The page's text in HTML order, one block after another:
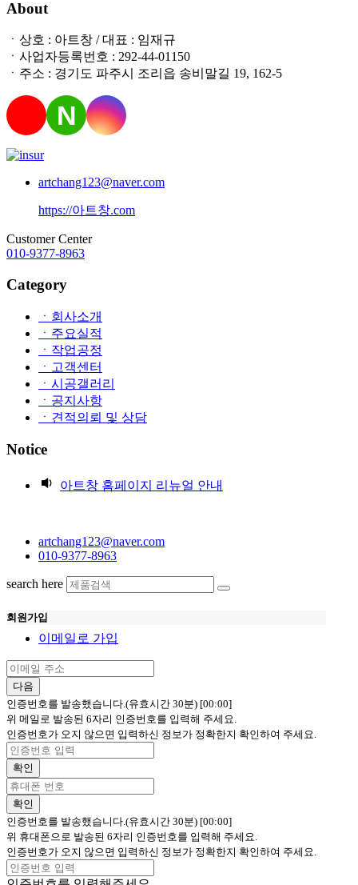
About
ㆍ상호 : 아트창 / 대표 : 임재규
ㆍ사업자등록번호 : 292-44-01150
ㆍ주소 : 경기도 파주시 조리읍 송비말길 19, 162-5
N
artchang123@naver.com
https://아트창.com
Customer Center
010-9377-8963
Category
ㆍ회사소개
ㆍ주요실적
ㆍ작업공정
ㆍ고객센터
ㆍ시공갤러리
ㆍ공지사항
ㆍ견적의뢰 및 상담
Notice
아트창 홈페이지 리뉴얼 안내
artchang123@naver.com
010-9377-8963
search here
회원가입
이메일로 가입
다음
인증번호를 발송했습니다.(유효시간 30분) [00:00]
위 메일로 발송된 6자리 인증번호를 입력해 주세요.
인증번호가 오지 않으면 입력하신 정보가 정확한지 확인하여 주세요.
확인
확인
인증번호를 발송했습니다.(유효시간 30분) [00:00]
위 휴대폰으로 발송된 6자리 인증번호를 입력해 주세요.
인증번호가 오지 않으면 입력하신 정보가 정확한지 확인하여 주세요.